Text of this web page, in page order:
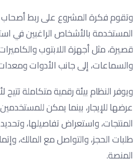
وتقوم فكرة المشروع على ربط أصحاب
المستخدمة بالأشخاص الراغبين في
قصيرة، مثل أجهزة اللابتوب
والسماعات، إلى جانب الأدوات
ويوفر النظام بيئة رقمية متكاملة
عرضها للإيجار، بينما يمكن
المنتجات، واستعراض تفاصيلها،
طلبات الحجز، والتواصل مع المالك،
المنصة.